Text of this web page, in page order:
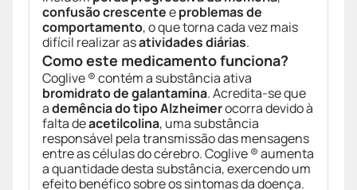
confusão crescenteeproblemas de
comportamento, o que torna cada vez mais
difícil realizar asatividades diárias.
Como este medicamento funciona?
Coglive ® contém a substância ativa
bromidrato de galantamina. Acredita-se que
ademência do tipo Alzheimerocorra devido à
falta deacetilcolina, uma substância
responsável pela transmissão das mensagens
entre as células do cérebro. Coglive ® aumenta
a quantidade desta substância, exercendo um
efeito benéfico sobre os sintomas da doença.